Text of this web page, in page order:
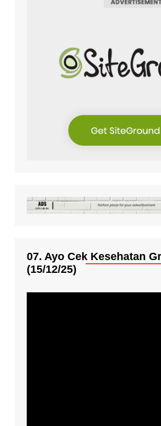
07. Ayo Cek Kesehatan
(15/12/25)